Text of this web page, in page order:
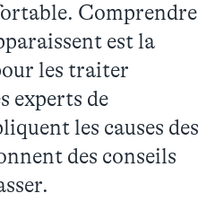
Comprendre
est la
les traiter
experts de
les causes des
des conseils